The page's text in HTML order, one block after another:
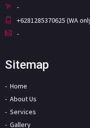
-
+6281285370625 (WA
-
Sitemap
Home
About Us
Services
Gallery